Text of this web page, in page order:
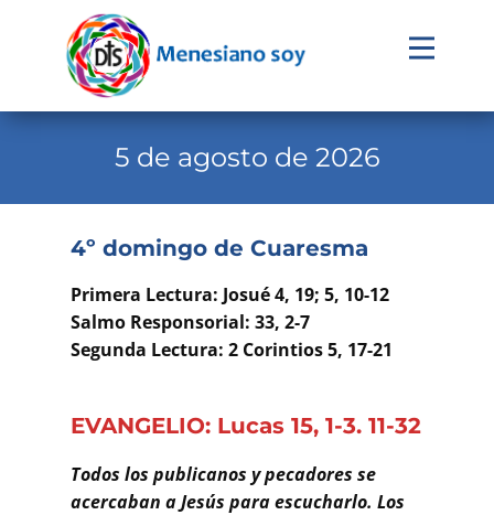
Evangelio
Familia Menesiana
Pastoral Vocacional
Buscar
5 de agosto de 2026
4º domingo de Cuaresma
Primera Lectura: Josué 4, 19; 5, 10-12
Salmo Responsorial: 33, 2-7
Segunda Lectura: 2 Corintios 5, 17-21
EVANGELIO: Lucas 15, 1-3. 11-32
Todos los publicanos y pecadores se
acercaban a Jesús para escucharlo. Los